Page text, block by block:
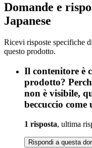
Domande e
Japanese
Ricevi risposte specifiche
questo prodotto.
Il contenitore è
prodotto?
non è visibile,
beccuccio
1 risposta, ultima
Rispondi a questa